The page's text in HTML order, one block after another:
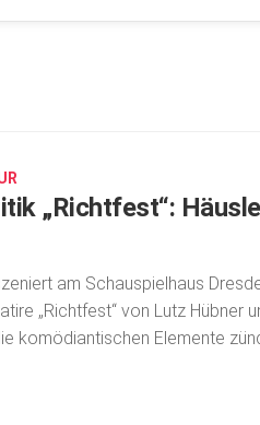
„Richtfest“:
am Schauspielhaus
„Richtfest“ von Lutz Hübner
komödiantischen Elemente